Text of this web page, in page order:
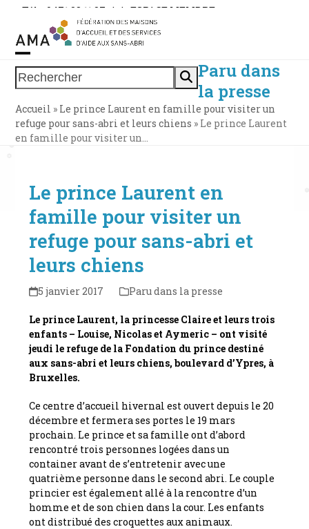
Skip
content
Tél. : 0471 38 11 37 | | ESPACE MEMBRE
Rechercher
Open
mobile
menu
Close
mobile
menu
Paru dans
la presse
Accueil » Le prince Laurent en famille pour visiter un
refuge pour sans-abri et leurs chiens » Le prince Laurent
en famille pour visiter un…
Le prince Laurent en
famille pour visiter un
refuge pour sans-abri et
leurs chiens
5 janvier 2017 Paru dans la presse
Le prince Laurent, la princesse Claire et leurs trois
enfants – Louise, Nicolas et Aymeric – ont visité
jeudi le refuge de la Fondation du prince destiné
aux sans-abri et leurs chiens, boulevard d’Ypres, à
Bruxelles.
Ce centre d’accueil hivernal est ouvert depuis le 20
décembre et fermera ses portes le 19 mars
prochain. Le prince et sa famille ont d’abord
rencontré trois personnes logées dans un
container avant de s’entretenir avec une
quatrième personne dans le second abri. Le couple
princier est également allé à la rencontre d’un
homme et de son chien dans la cour. Les enfants
ont distribué des croquettes aux animaux.